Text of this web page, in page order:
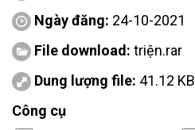
Ngày đăng: 24-10-2021
File download: triện.rar
Dung lượng file: 41.12 KB
Công cụ